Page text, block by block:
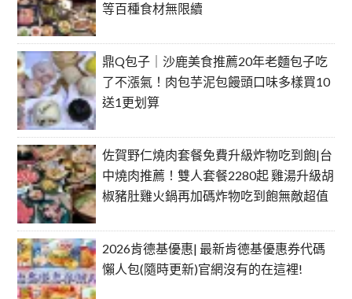
等百種食材無限續
鼎Q包子｜沙鹿美食推薦20年老麵包子吃
了不漲氣！肉包芋泥包饅頭口味多樣買10
送1更划算
佐賀野仁燒肉套餐免費升級炸物吃到飽|台
中燒肉推薦！雙人套餐2280起 雞湯升級胡
椒豬肚雞火鍋再加碼炸物吃到飽無敵超值
2026肯德基優惠| 最新肯德基優惠券代碼
懶人包(隨時更新)官網沒有的在這裡!